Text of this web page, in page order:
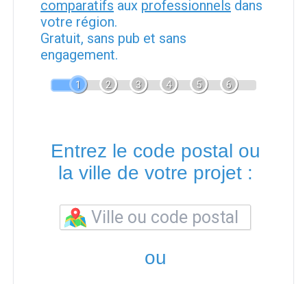
comparatifs aux professionnels dans
votre région.
Gratuit, sans pub et sans
engagement.
1 2 3 4 5 6
Entrez le code postal ou
la ville de votre projet :
ou